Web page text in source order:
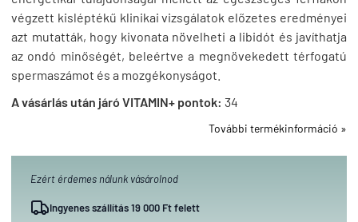
végzett kisléptékű klinikai vizsgálatok előzetes eredményei
azt mutatták, hogy kivonata növelheti a libidót és javíthatja
az ondó minőségét, beleértve a megnövekedett térfogatú
spermaszámot és a mozgékonyságot.
A vásárlás után járó VITAMIN+ pontok: 34
További termékinformáció »
Ezért érdemes nálunk vásárolnod
Ingyenes szállítás 19 000 Ft felett